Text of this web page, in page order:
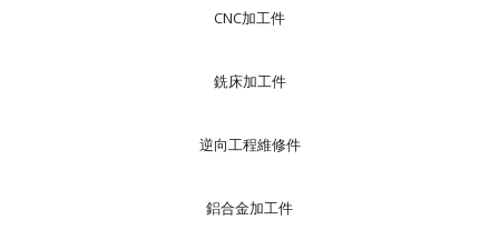
CNC加工件
銑床加工件
逆向工程維修件
鋁合金加工件